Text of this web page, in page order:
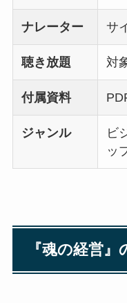
ナレーター サ
聴き放題 対
付属資料
ジャンル
ビ
ッ
『魂の経営